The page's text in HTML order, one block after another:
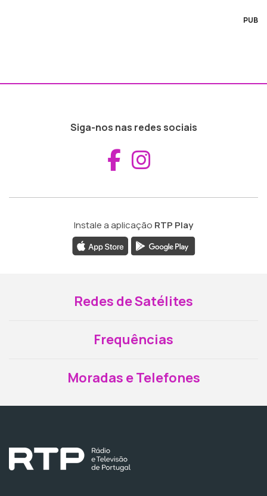
PUB
Siga-nos nas redes sociais
Aceder ao
Instale a aplicação RTP Play
Redes de Satélites
Frequências
Moradas e Telefones